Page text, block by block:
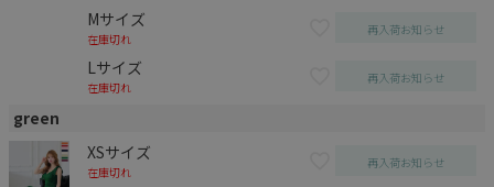
Mサイズ
在庫切れ
再入荷お知らせ
Lサイズ
在庫切れ
再入荷お知らせ
green
XSサイズ
在庫切れ
再入荷お知らせ